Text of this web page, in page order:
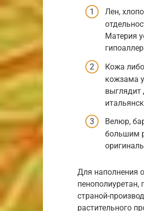
Лен,
Материя
Кожа
кожзама
выглядит
Велюр,
большим
Для наполнения
пенополиуретан,
страной-
растительного